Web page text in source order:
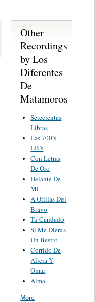
Other
Recordings
by Los
Diferentes
De
Matamoros
Setecientas
Libras
Las 700’s
LB’s
Con Letras
De Oro
Delante De
Mi
A Orillas Del
Bravo
Tu Candado
Si Me Dieras
Un Besito
Corrido De
Alicia Y
Omar
Alma
More